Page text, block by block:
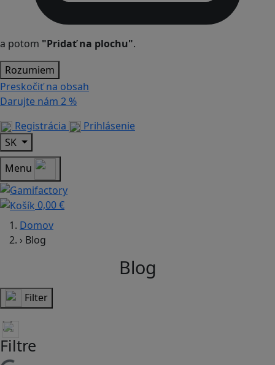
a potom "Pridať na plochu".
Rozumiem
Preskočiť na obsah
Darujte nám 2 %
Registrácia
Prihlásenie
SK
Menu
0,00 €
Domov
› Blog
Blog
Filter
Filtre